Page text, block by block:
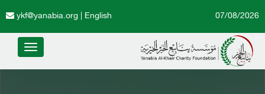
English
ykf@yanabia.org 07/08/2026
Toggle